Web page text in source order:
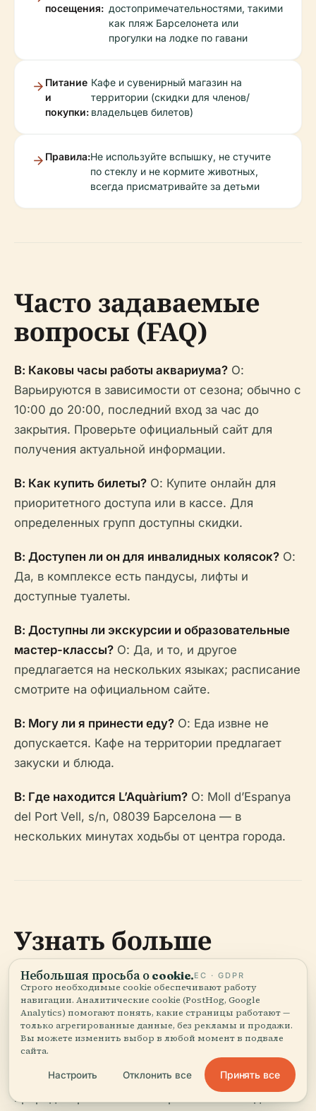
посещения: достопримечательностями, такими
как пляж Барселонета или
прогулки на лодке по гавани
Питание
и
покупки:
Кафе и сувенирный магазин на
территории (скидки для членов/
владельцев билетов)
Правила:Не используйте вспышку, не стучите
по стеклу и не кормите животных,
всегда присматривайте за детьми
Часто задаваемые
вопросы (FAQ)
В: Каковы часы работы аквариума? О:
Варьируются в зависимости от сезона; обычно с
10:00 до 20:00, последний вход за час до
закрытия. Проверьте официальный сайт для
получения актуальной информации.
В: Как купить билеты? О: Купите онлайн для
приоритетного доступа или в кассе. Для
определенных групп доступны скидки.
В: Доступен ли он для инвалидных колясок? О:
Да, в комплексе есть пандусы, лифты и
доступные туалеты.
В: Доступны ли экскурсии и образовательные
мастер-классы? О: Да, и то, и другое
предлагается на нескольких языках; расписание
смотрите на официальном сайте.
В: Могу ли я принести еду? О: Еда извне не
допускается. Кафе на территории предлагает
закуски и блюда.
В: Где находится L’Aquàrium? О: Moll d’Espanya
del Port Vell, s/n, 08039 Барселона — в
нескольких минутах ходьбы от центра города.
Узнать больше
L’Aquàrium de Barcelona — это больше, чем
просто аквариум: это ворота в
средиземноморские чудеса, центр морской
науки и лидер в области устойчивого развития.
Независимо от того, восхищаетесь ли вы
акулами в тоннеле Океанариума, участвуете в
природоохранном семинаре или наслаждаетесь
Небольшая просьба о cookie.ЕС · GDPR
Строго необходимые cookie обеспечивают работу
навигации. Аналитические cookie (PostHog, Google
Analytics) помогают понять, какие страницы работают —
только агрегированные данные, без рекламы и продажи.
Вы можете изменить выбор в любой момент в подвале
сайта.
Настроить Отклонить все Принять все